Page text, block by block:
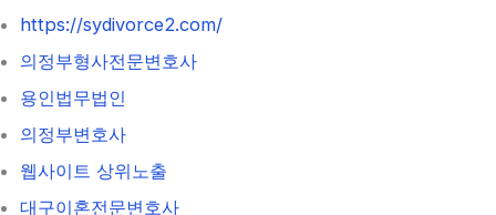
https://sydivorce2.com/
의정부형사전문변호사
용인법무법인
의정부변호사
웹사이트 상위노출
대구이혼전문변호사